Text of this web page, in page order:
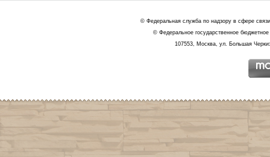
© Федеральная служба по надзору в сфере
© Федеральное государственное
107553, Москва, ул. Большая